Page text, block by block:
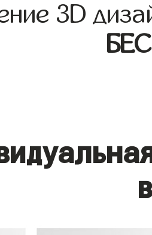
3D